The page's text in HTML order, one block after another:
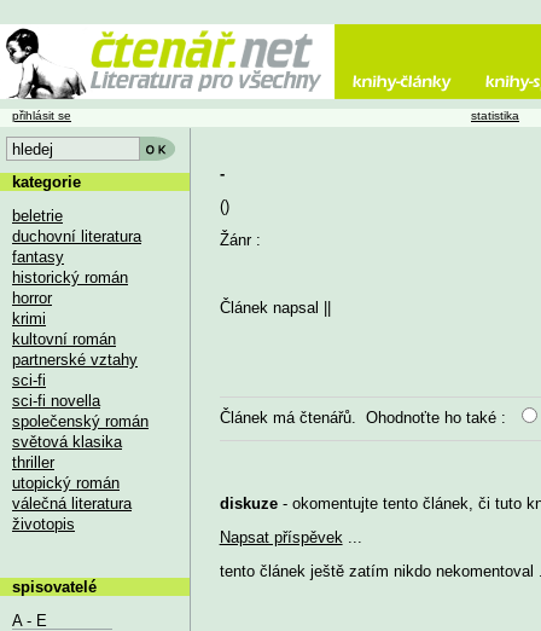
-
()
Žánr :
Článek napsal
Článek má čtenářů. Ohodnoťte ho také :
diskuze- okomentujte tento článek, či tuto
Napsat příspěvek
tento článek ještě zatím nikdo nekomentoval
přihlásit se statistika
kategorie
beletrie
duchovní literatura
fantasy
historický román
horror
krimi
kultovní román
partnerské vztahy
sci-fi
sci-fi novella
společenský román
světová klasika
thriller
utopický román
válečná literatura
životopis
spisovatelé
A - E